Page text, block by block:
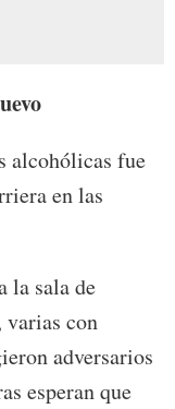
alcohólicas fue
en las
la sala de
varias con
adversarios
esperan que